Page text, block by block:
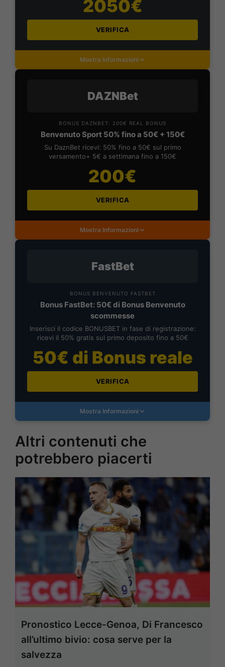
2050€
VERIFICA
Mostra Informazioni
DAZNBet
BONUS DAZNBET: 200€ REAL BONUS
Benvenuto Sport 50% fino a 50€ + 150€
Su DaznBet ricevi: 50% fino a 50€ sul primo
versamento+ 5€ a settimana fino a 150€
200€
VERIFICA
Mostra Informazioni
FastBet
BONUS BENVENUTO FASTBET
Bonus FastBet: 50€ di Bonus Benvenuto
scommesse
Inserisci il codice BONUSBET in fase di registrazione:
ricevi il 50% gratis sul primo deposito fino a 50€
50€ di Bonus reale
VERIFICA
Mostra Informazioni
Altri contenuti che
potrebbero piacerti
Pronostico Lecce-Genoa, Di Francesco
all’ultimo bivio: cosa serve per la
salvezza